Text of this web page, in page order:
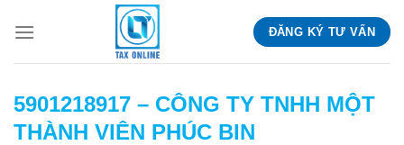
ĐĂNG KÝ TƯ VẤN
5901218917 – CÔNG TY TNHH MỘT
THÀNH VIÊN PHÚC BIN